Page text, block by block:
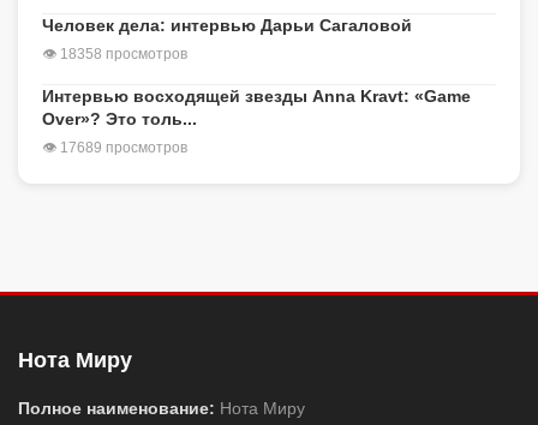
Человек дела: интервью Дарьи Сагаловой
👁 18358 просмотров
Интервью восходящей звезды Anna Kravt: «Game
Over»? Это толь...
👁 17689 просмотров
Нота Миру
Полное наименование: Нота Миру